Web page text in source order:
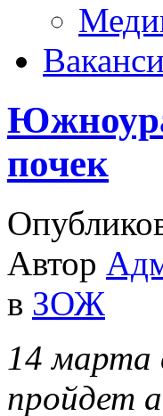
почек
Автор
в ЗОЖ
14 марта
пройдет